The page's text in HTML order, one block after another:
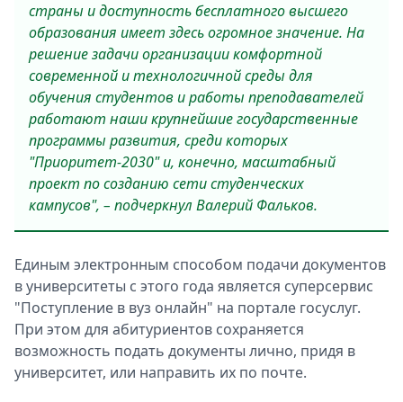
страны и доступность бесплатного высшего
образования имеет здесь огромное значение. На
решение задачи организации комфортной
современной и технологичной среды для
обучения студентов и работы преподавателей
работают наши крупнейшие государственные
программы развития, среди которых
"Приоритет-2030" и, конечно, масштабный
проект по созданию сети студенческих
кампусов", – подчеркнул Валерий Фальков.
Единым электронным способом подачи документов
в университеты с этого года является суперсервис
"Поступление в вуз онлайн" на портале госуслуг.
При этом для абитуриентов сохраняется
возможность подать документы лично, придя в
университет, или направить их по почте.